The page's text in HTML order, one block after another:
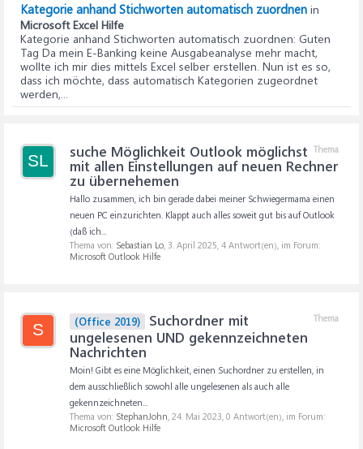
Kategorie anhand Stichworten automatisch zuordnen in
Microsoft Excel Hilfe
Kategorie anhand Stichworten automatisch zuordnen: Guten
Tag Da mein E-Banking keine Ausgabeanalyse mehr macht,
wollte ich mir dies mittels Excel selber erstellen. Nun ist es so,
dass ich möchte, dass automatisch Kategorien zugeordnet
werden,...
SL
Thema
suche Möglichkeit Outlook möglichst
mit allen Einstellungen auf neuen Rechner
zu übernehemen
Hallo zusammen, ich bin gerade dabei meiner Schwiegermama einen
neuen PC einzurichten. Klappt auch alles soweit gut bis auf Outlook
(daß ich...
Thema von: Sebastian Lo, 3. April 2025, 4 Antwort(en), im Forum:
Microsoft Outlook Hilfe
S
Thema
(Office 2019)
Suchordner mit
ungelesenen UND gekennzeichneten
Nachrichten
Moin! Gibt es eine Möglichkeit, einen Suchordner zu erstellen, in
dem ausschließlich sowohl alle ungelesenen als auch alle
gekennzeichneten...
Thema von: StephanJohn, 24. Mai 2023, 0 Antwort(en), im Forum:
Microsoft Outlook Hilfe